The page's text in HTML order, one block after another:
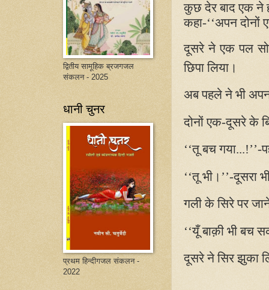
कुछ देर बाद एक ने
कहा-‘‘अपन
दूसरे ने एक पल
छिपा लिया।
अब पहले ने भी
दोनों एक-दूसरे के
‘‘तू बच गया...!’’-
‘‘तू भी।’’-दूसरा
गली के सिरे पर
‘‘यूँ बाक़ी भी
दूसरे ने सिर झुका
द्वितीय सामूहिक ब्रजगजल
संकलन - 2025
धानी चुनर
प्रथम हिन्दीगजल संकलन -
2022